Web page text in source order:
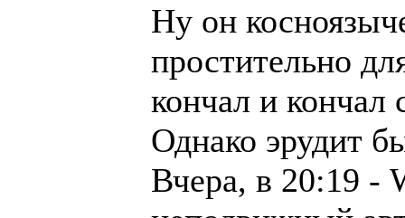
Ну он
простительно
кончал и кончал
Однако эрудит
Вчера, в 20:19 -